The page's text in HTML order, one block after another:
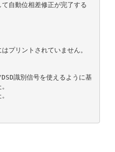
自動位相差修正が完了する
プリントされていません。
識別信号を使えるように基